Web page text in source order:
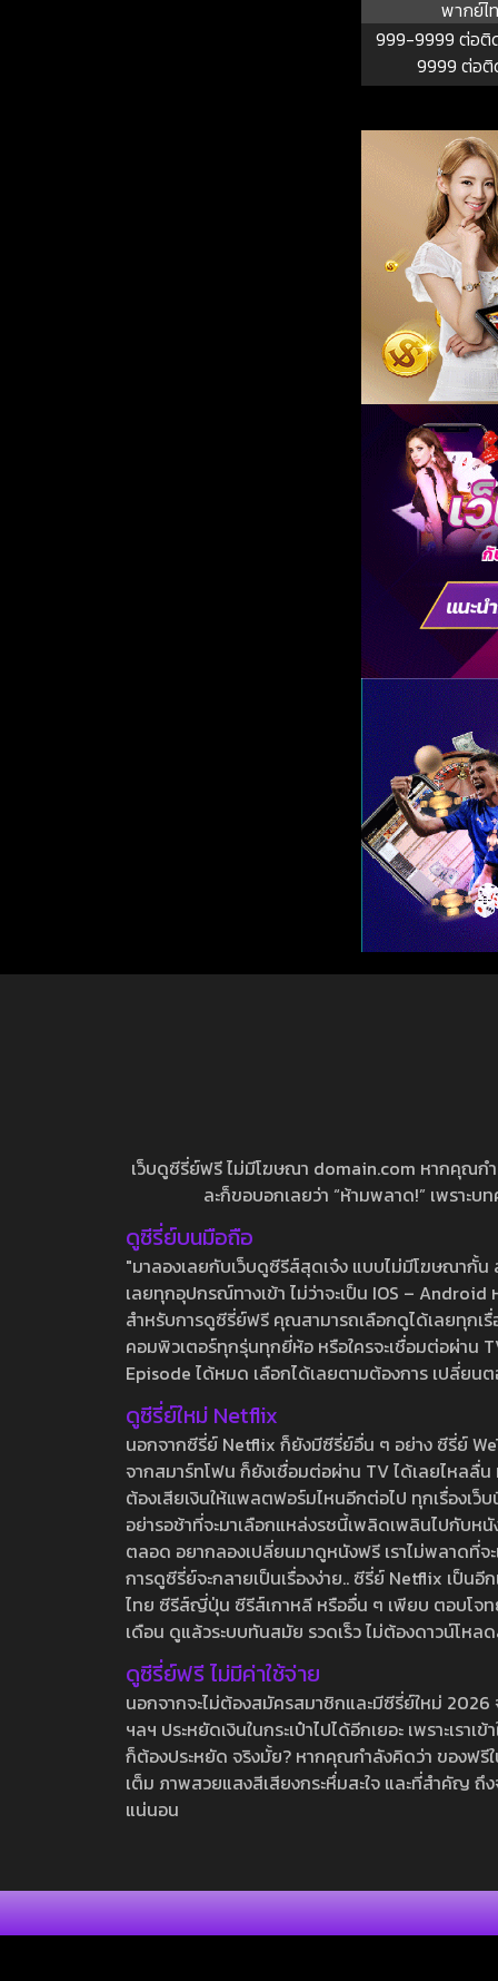
พากย์ไ
999-9999 ต่อติ
9999 ต่อ
เว็บดูซีรี่ย์ฟรี ไม่มีโฆษณา domain.com หากคุณก
ละก็ขอบอกเลยว่า “ห้ามพลาด!” เพราะ
ดูซีรี่ย์บนมือถือ
"มาลองเลยกับเว็บดูซีรีส์สุดเจ๋ง แบบไม่มีโฆษณากั้
เลยทุกอุปกรณ์ทางเข้า ไม่ว่าจะเป็น IOS –
สำหรับการดูซีรี่ย์ฟรี คุณสามารถเลือกดูได้เลยทุกเ
คอมพิวเตอร์ทุกรุ่นทุกยี่ห้อ หรือใครจะเชื่อมต่อผ่าน
Episode ได้หมด เลือกได้เลยตามต้องการ เปลี่ยน
ดูซีรี่ย์ใหม่ Netflix
นอกจากซีรี่ย์ Netflix ก็ยังมีซีรี่ย์อื่น ๆ อย่าง ซีรี่ย์
จากสมาร์ทโฟน ก็ยังเชื่อมต่อผ่าน TV ได้เลยไหลลื่
ต้องเสียเงินให้แพลตฟอร์มไหนอีกต่อไป ทุกเรื่องเว็
อย่ารอช้าที่จะมาเลือกแหล่งรชนี้เพลิดเพลินไปกับห
ตลอด อยากลองเปลี่ยนมาดูหนังฟรี เราไม่พลาดที่
การดูซีรี่ย์จะกลายเป็นเรื่องง่าย.. ซีรี่ย์ Netflix เป็น
ไทย ซีรีส์ญี่ปุ่น ซีรีส์เกาหลี หรืออื่น ๆ เพียบ ตอบโจท
เดือน ดูแล้วระบบทันสมัย รวดเร็ว ไม่ต้องดาวน์โห
ดูซีรี่ย์ฟรี ไม่มีค่าใช้จ่าย
นอกจากจะไม่ต้องสมัครสมาชิกและมีซีรี่ย์ใหม่
ฯลฯ ประหยัดเงินในกระเป๋าไปได้อีกเยอะ เพราะเร
ก็ต้องประหยัด จริงมั้ย? หากคุณกำลังคิดว่า ของฟ
เต็ม ภาพสวยแสงสีเสียงกระหึ่มสะใจ และที่สำคัญ
แน่นอน